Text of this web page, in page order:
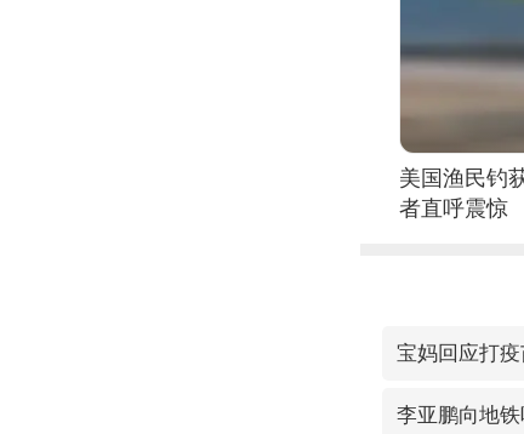
美国渔民钓
者直呼震惊
宝妈回应打
李亚鹏向地